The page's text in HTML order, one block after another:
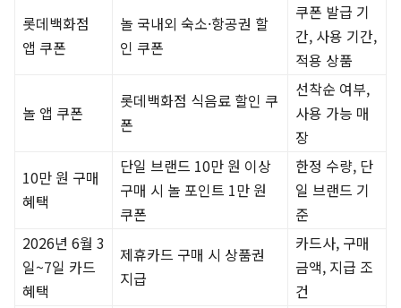
롯데백화점
앱 쿠폰
놀 국내외 숙소·항공권 할
인 쿠폰
쿠폰 발급 기
간, 사용 기간,
적용 상품
놀 앱 쿠폰
롯데백화점 식음료 할인 쿠
폰
선착순 여부,
사용 가능 매
장
10만 원 구매
혜택
단일 브랜드 10만 원 이상
구매 시 놀 포인트 1만 원
쿠폰
한정 수량, 단
일 브랜드 기
준
2026년 6월 3
일~7일 카드
혜택
제휴카드 구매 시 상품권
지급
카드사, 구매
금액, 지급 조
건